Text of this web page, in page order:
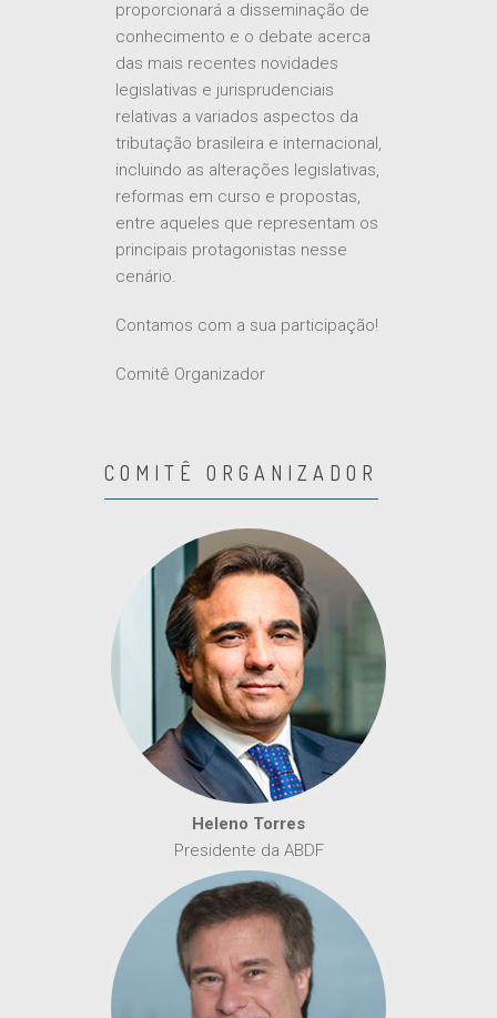
proporcionará a disseminação de
conhecimento e o debate acerca
das mais recentes novidades
legislativas e jurisprudenciais
relativas a variados aspectos da
tributação brasileira e internacional,
incluindo as alterações legislativas,
reformas em curso e propostas,
entre aqueles que representam os
principais protagonistas nesse
cenário.
Contamos com a sua participação!
Comitê Organizador
COMITÊ ORGANIZADOR
Heleno Torres
Presidente da ABDF